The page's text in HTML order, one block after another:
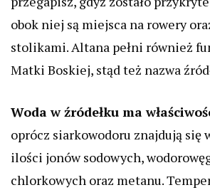
obok niej są miejsca na rowery
stolikami. Altana pełni również
Matki Boskiej, stąd też nazwa
Woda w źródełku ma
oprócz siarkowodoru znajdują
ilości jonów sodowych,
chlorkowych oraz metanu.